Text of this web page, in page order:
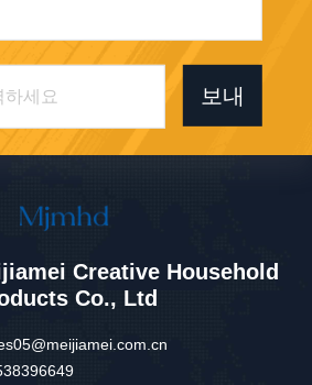
보내
Creative Household
Co., Ltd